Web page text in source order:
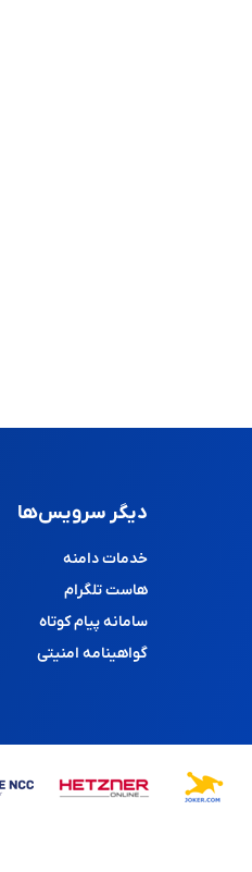
دیگر سرویس‌ها
خدمات دامنه
هاست تلگرام
سامانه پیام کوتاه
گواهینامه امنیتی